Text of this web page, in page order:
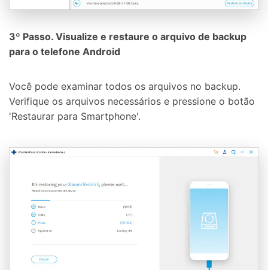
3º Passo. Visualize e restaure o arquivo de backup
para o telefone Android
Você pode examinar todos os arquivos no backup.
Verifique os arquivos necessários e pressione o botão
'Restaurar para Smartphone'.